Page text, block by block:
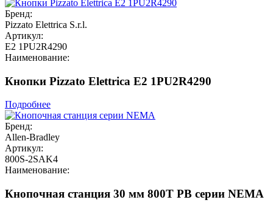
Бренд:
Pizzato Elettrica S.r.l.
Артикул:
E2 1PU2R4290
Наименование:
Кнопки Pizzato Elettrica E2 1PU2R4290
Подробнее
Бренд:
Allen-Bradley
Артикул:
800S-2SAK4
Наименование:
Кнопочная станция 30 мм 800T PB серии NEMA